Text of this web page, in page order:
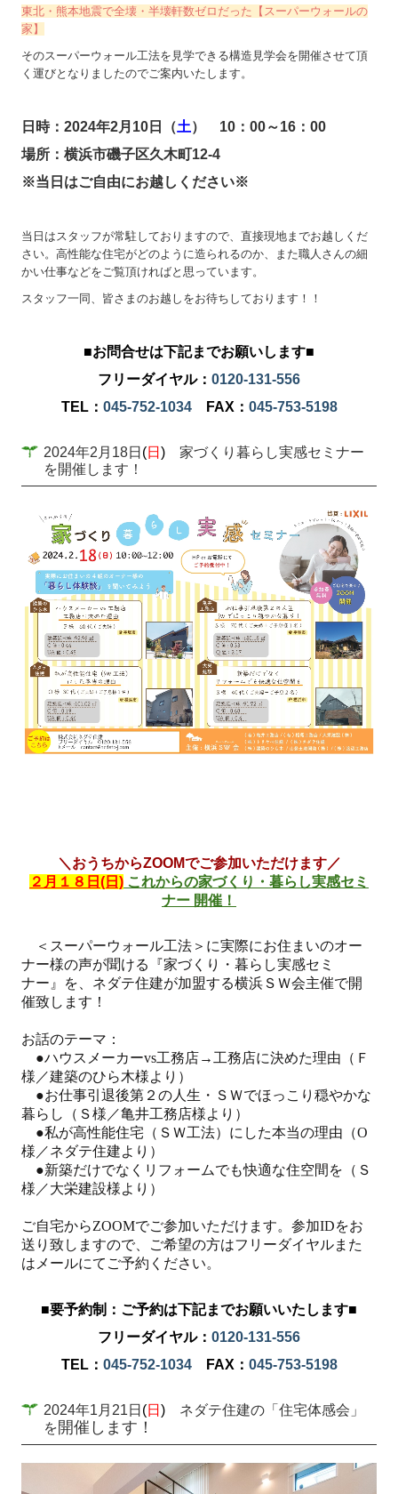
東北・熊本地震で全壊・半壊軒数ゼロだった【スーパーウォールの
家】
そのスーパーウォール工法を見学できる構造見学会を開催させて頂
く運びとなりましたのでご案内いたします。
日時：2024年2月10日（土） 10：00～16：00
場所：横浜市磯子区久木町12-4
※当日はご自由にお越しください※
当日はスタッフが常駐しておりますので、直接現地までお越しくだ
さい。高性能な住宅がどのように造られるのか、また職人さんの細
かい仕事などをご覧頂ければと思っています。
スタッフ一同、皆さまのお越しをお待ちしております！！
■お問合せは下記までお願いします■
フリーダイヤル： 0120-131-556
TEL： 045-752-1034FAX： 045-753-5198
2024年2月18日 (日) 家づくり暮らし実感セミナー
を開催します！
＼おうちからZOOMでご参加いただけます／
２月１８日(日) これからの家づくり・暮らし実感セミ
ナー 開催！
＜スーパーウォール工法＞に実際にお住まいのオー
ナー様の声が聞ける『家づくり・暮らし実感セミ
ナー 』を、ネダテ住建が加盟する横浜ＳＷ会主催で開
催致します！
お話のテーマ：
●ハウスメーカーvs工務店→工務店に決めた理由（Ｆ
様／建築のひら木様より）
●お仕事引退後第２の人生・ＳＷでほっこり穏やかな
暮らし（Ｓ様／亀井工務店様より）
●私が高性能住宅（ＳＷ工法）にした本当の理由（O
様／ネダテ住建より）
●新築だけでなくリフォームでも快適な住空間を（Ｓ
様／大栄建設様より）
ご自宅からZOOMでご参加いただけます。参加IDをお
送り致しますので、ご希望の方はフリーダイヤルまた
はメールにてご予約ください。
■要予約制：ご予約は下記までお願いいたします■
フリーダイヤル： 0120-131-556
TEL： 045-752-1034FAX： 045-753-5198
2024年1月21日 (日) ネダテ住建の「住宅体感会」
を開催します！